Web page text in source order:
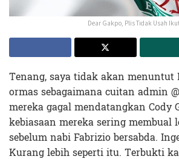
Dear Gakpo, Plis Tidak Usah
Tenang, saya tidak akan menuntut
ormas sebagaimana cuitan admin
mereka gagal mendatangkan Cody
kebiasaan mereka sering membual
sebelum nabi Fabrizio bersabda.
Kurang lebih seperti itu. Terbukti